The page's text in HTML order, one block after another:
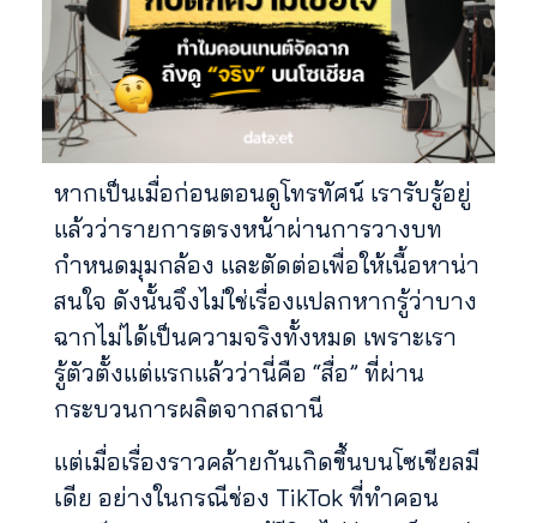
หากเป็นเมื่อก่อนตอนดูโทรทัศน์ เรารับรู้อยู่
แล้วว่ารายการตรงหน้าผ่านการวางบท
กำหนดมุมกล้อง และตัดต่อเพื่อให้เนื้อหาน่า
สนใจ ดังนั้นจึงไม่ใช่เรื่องแปลกหากรู้ว่าบาง
ฉากไม่ได้เป็นความจริงทั้งหมด เพราะเรา
รู้ตัวตั้งแต่แรกแล้วว่านี่คือ “สื่อ” ที่ผ่าน
กระบวนการผลิตจากสถานี
แต่เมื่อเรื่องราวคล้ายกันเกิดขึ้นบนโซเชียลมี
เดีย อย่างในกรณีช่อง TikTok ที่ทำคอน